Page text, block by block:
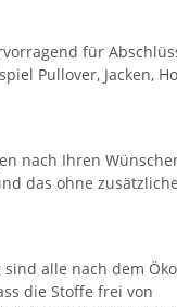
für
Pullover, Jacken,
nach Ihren
das ohne
alle nach dem
die Stoffe frei von